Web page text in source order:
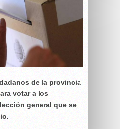
de la provincia
votar a los
general que se